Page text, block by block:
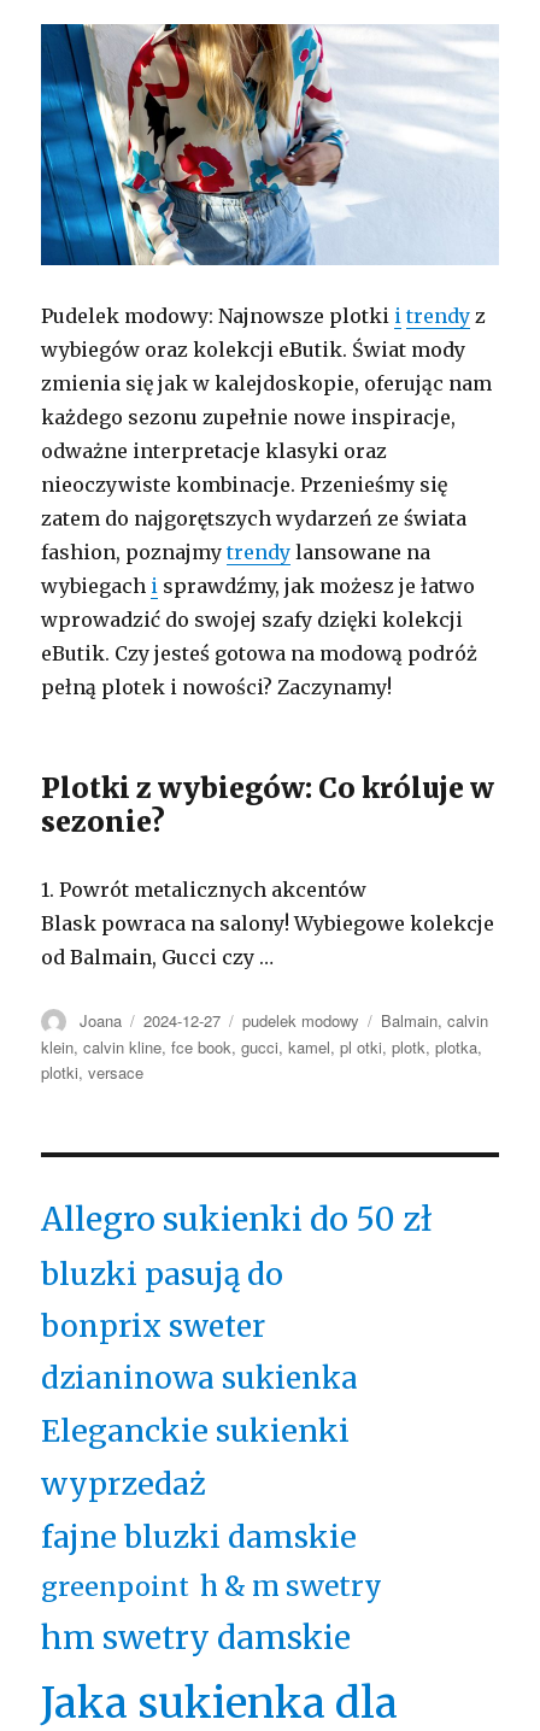
Pudelek modowy: Najnowsze plotki i trendy z
wybiegów oraz kolekcji eButik. Świat mody
zmienia się jak w kalejdoskopie, oferując nam
każdego sezonu zupełnie nowe inspiracje,
odważne interpretacje klasyki oraz
nieoczywiste kombinacje. Przenieśmy się
zatem do najgorętszych wydarzeń ze świata
fashion, poznajmytrendy lansowane na
wybiegach i sprawdźmy, jak możesz je łatwo
wprowadzić do swojej szafy dzięki kolekcji
eButik. Czy jesteś gotowa na modową podróż
pełną plotek i nowości? Zaczynamy!
Plotki z wybiegów: Co króluje w
sezonie?
1. Powrót metalicznych akcentów
Blask powraca na salony! Wybiegowe kolekcje
od Balmain, Gucci czy …
Autor
Joana Opublikowano
2024-12-27 Kategorie
pudelek modowy Tagi
Balmain,calvin
klein,calvin kline,fce book,gucci,kamel,pl otki,plotk,plotka,
plotki,versace
Allegro sukienki do 50 zł
bluzki pasują do
bonprix sweter
dzianinowa sukienka
Eleganckie sukienki
wyprzedaż
fajne bluzki damskie
greenpoint h & m swetry
hm swetry damskie
Jaka sukienka dla